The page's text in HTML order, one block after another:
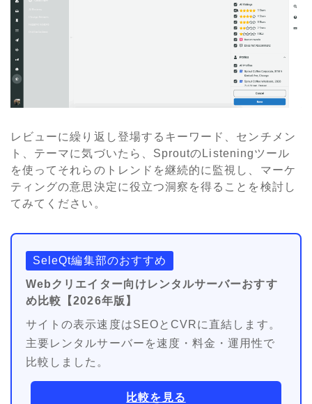
レビューに繰り返し登場するキーワード、センチメン
ト、テーマに気づいたら、 Sproutの Listeningツール
を使ってそれらのトレンドを継続的に監視し、マーケ
ティングの意思決定に役立つ洞察を得ることを検討し
てみてください。
SeleQt編集部のおすすめ
Webクリエイター向けレンタルサーバーおすす
め比較【2026年版】
サイトの表示速度はSEOとCVRに直結します。
主要レンタルサーバーを速度・料金・運用性で
比較しました。
比較を見る